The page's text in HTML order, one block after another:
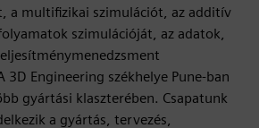
a multifizikai szimulációt, az additív
szimulációját, az adatok,
Engineering székhelye Pune-ban
gyártási klaszterében. Csapatunk
a gyártás, tervezés,